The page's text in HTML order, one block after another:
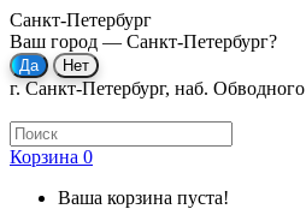
Санкт-Петербург
Ваш город — Санкт-Петербург?
г. Санкт-Петербург, наб.
Корзина 0
Ваша корзина пуста!